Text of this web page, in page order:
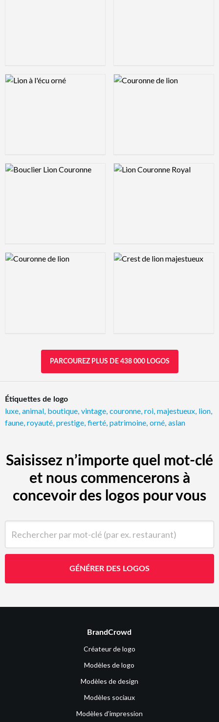
Logo Preview Image Logo Preview Image
Logo Preview Image Logo Preview Image
Logo Preview Image Logo Preview Image
PARCOUREZ PLUS DE 438 000 LOGOS
Étiquettes de logo
luxe animal boutique vintage couronne roi majestueux lion
faune royauté prestige fierté patrimoine orné aslan
Saisissez n’importe quel mot-clé
et nous commencerons à
concevoir des logos pour vous
GÉNÉRER DES LOGOS
BrandCrowd
Créateur de logo
Modèles de logo
Modèles de design
Modèles sociaux
Modèles d’impression